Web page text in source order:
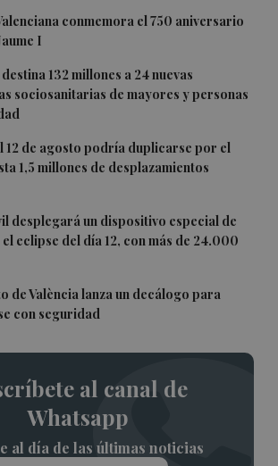
conmemora el 750 aniversario
I
132 millones a 24 nuevas
sociosanitarias de mayores y personas
12 de agosto podría duplicarse por el
1,5 millones de desplazamientos
desplegará un dispositivo especial de
eclipse del día 12, con más de 24.000
de València lanza un decálogo para
con seguridad
al canal de
Whatsapp
al día de las últimas noticias